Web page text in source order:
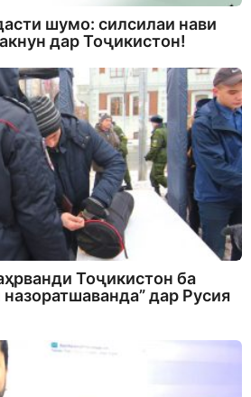
шумо: силсилаи нави
дар Тоҷикистон!
Тоҷикистон ба
дар Русия